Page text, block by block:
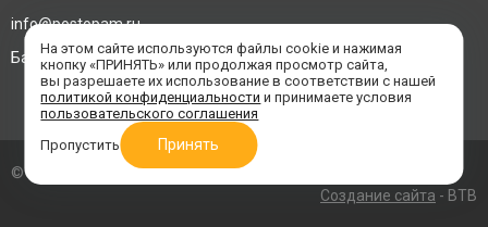
info@postopam.ru
Барнаул, пр. Социалистический 109, оф.455
© 2016–2026 «По стопам»
Создание сайта - BTB
На этом сайте используются файлы cookie и нажимая
кнопку «ПРИНЯТЬ» или продолжая просмотр сайта,
вы разрешаете их использование в соответствии с нашей
политикой конфиденциальности и принимаете условия
пользовательского соглашения
Пропустить
Принять